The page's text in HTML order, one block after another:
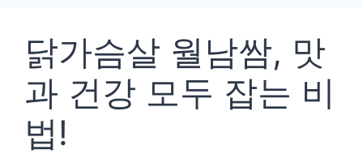
닭가슴살 월남쌈, 맛
과 건강 모두 잡는 비
법!